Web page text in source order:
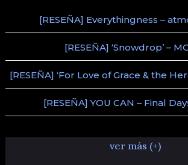
[RESEÑA] Everythingness –
[RESEÑA] ‘Snowdrop’ –
[RESEÑA] ‘For Love of Grace & the
[RESEÑA] YOU CAN – Final
ver más (+)